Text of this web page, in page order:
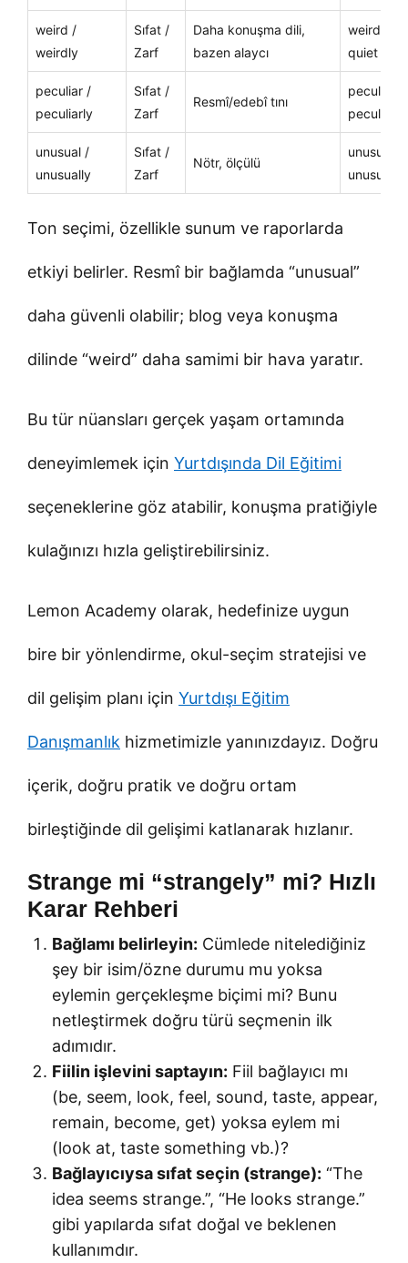
weird /
weirdly
Sıfat /
Zarf
Daha konuşma dili,
bazen alaycı
weird
quiet
peculiar /
peculiarly
Sıfat /
Zarf
Resmî/edebî tını
peculiar
unusual /
unusually
Sıfat /
Zarf
Nötr, ölçülü
unusual
unusually
Ton seçimi, özellikle sunum ve raporlarda
etkiyi belirler. Resmî bir bağlamda “unusual”
daha güvenli olabilir; blog veya konuşma
dilinde “weird” daha samimi bir hava yaratır.
Bu tür nüansları gerçek yaşam ortamında
deneyimlemek için Yurtdışında Dil Eğitimi
seçeneklerine göz atabilir, konuşma pratiğiyle
kulağınızı hızla geliştirebilirsiniz.
Lemon Academy olarak, hedefinize uygun
bire bir yönlendirme, okul-seçim stratejisi ve
dil gelişim planı için Yurtdışı Eğitim
Danışmanlık hizmetimizle yanınızdayız. Doğru
içerik, doğru pratik ve doğru ortam
birleştiğinde dil gelişimi katlanarak hızlanır.
Strange mi “strangely” mi? Hızlı
Karar Rehberi
Bağlamı belirleyin: Cümlede nitelediğiniz
şey bir isim/özne durumu mu yoksa
eylemin gerçekleşme biçimi mi? Bunu
netleştirmek doğru türü seçmenin ilk
adımıdır.
Fiilin işlevini saptayın: Fiil bağlayıcı mı
(be, seem, look, feel, sound, taste, appear,
remain, become, get) yoksa eylem mi
(look at, taste something vb.)?
Bağlayıcıysa sıfat seçin (strange): “The
idea seems strange.”, “He looks strange.”
gibi yapılarda sıfat doğal ve beklenen
kullanımdır.